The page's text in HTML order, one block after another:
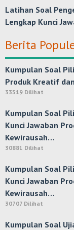
Latihan Soal
Lengkap Kunci
Berita
Kumpulan Soal
Produk Kreatif
33519 Dilihat
Kumpulan Soal
Kunci Jawaban
Kewirausah…
30881 Dilihat
Kumpulan Soal
Kunci Jawaban
Kewirausah…
30707 Dilihat
Kumpulan Soal